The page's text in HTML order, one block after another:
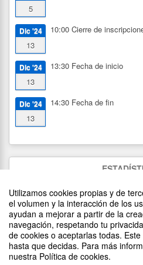
Utilizamos cookies propias y de
el volumen y la interacción de los
ayudan a mejorar a partir de la
navegación, respetando tu
de cookies o aceptarlas todas.
hasta que decidas. Para más
nuestra Política de cookies.
5
Dic '24
13
10:00 Cierre de
Dic '24
13
13:30 Fecha de inicio
Dic '24
13
14:30 Fecha de fin
1118visitas
11asistentes( 11confirmados)
DIFUNDE TU EVENTO
EN TU SITIO